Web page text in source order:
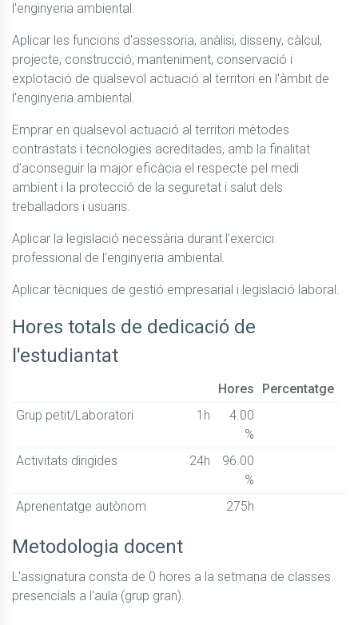
l'enginyeria ambiental.
Aplicar les funcions d'assessoria, anàlisi, disseny, càlcul,
projecte, construcció, manteniment, conservació i
explotació de qualsevol actuació al territori en l'àmbit de
l'enginyeria ambiental.
Emprar en qualsevol actuació al territori mètodes
contrastats i tecnologies acreditades, amb la finalitat
d'aconseguir la major eficàcia el respecte pel medi
ambient i la protecció de la seguretat i salut dels
treballadors i usuaris.
Aplicar la legislació necessària durant l'exercici
professional de l'enginyeria ambiental.
Aplicar tècniques de gestió empresarial i legislació laboral.
Hores totals de dedicació de
l'estudiantat
Hores
Percentatge
Grup petit/Laboratori
1h
4.00
%
Activitats dirigides
24h
96.00
%
Aprenentatge autònom
275h
Metodologia docent
L'assignatura consta de 0 hores a la setmana de classes
presencials a l'aula (grup gran).